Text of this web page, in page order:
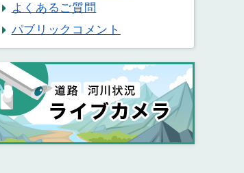
よくあるご質問
パブリックコメント